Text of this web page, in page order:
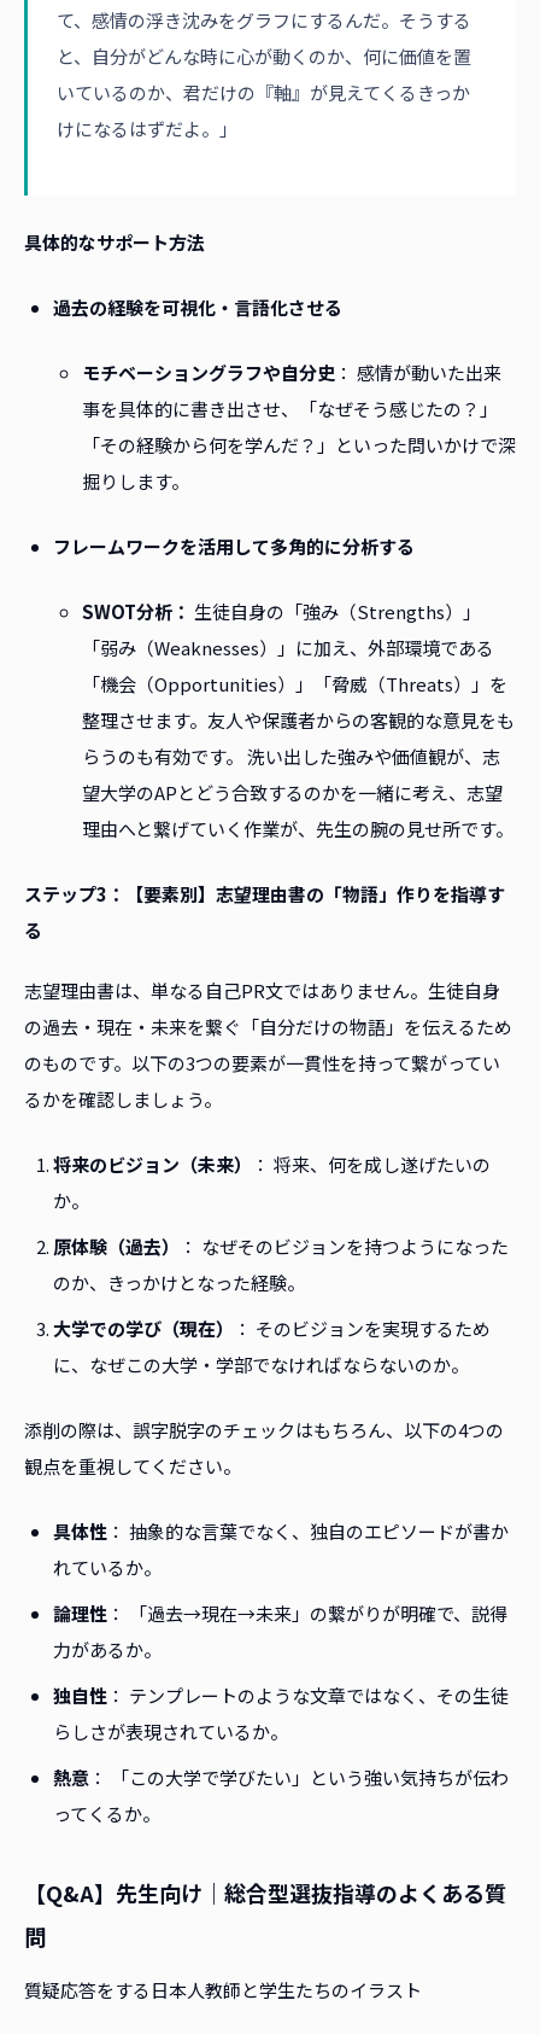
て、感情の浮き沈みをグラフにするんだ。そうする
と、自分がどんな時に心が動くのか、何に価値を置
いているのか、君だけの『軸』が見えてくるきっか
けになるはずだよ。」
具体的なサポート方法
過去の経験を可視化・言語化させる
モチベーショングラフや自分史 ： 感情が動いた出来
事を具体的に書き出させ、「なぜそう感じたの？」
「その経験から何を学んだ？」といった問いかけで深
掘りします。
フレームワークを活用して多角的に分析する
SWOT分析： 生徒自身の「強み（Strengths）」
「弱み（Weaknesses）」に加え、外部環境である
「機会（Opportunities）」「脅威（Threats）」を
整理させます。友人や保護者からの客観的な意見をも
らうのも有効です。 洗い出した強みや価値観が、志
望大学のAPとどう合致するのかを一緒に考え、志望
理由へと繋げていく作業が、先生の腕の見せ所です。
ステップ3：【要素別】志望理由書の「物語」作りを指導す
る
志望理由書は、単なる自己PR文ではありません。生徒自身
の過去・現在・未来を繋ぐ「自分だけの物語」を伝えるため
のものです。以下の3つの要素が一貫性を持って繋がってい
るかを確認しましょう。
将来のビジョン（未来）
： 将来、何を成し遂げたいの
か。
原体験（過去）
： なぜそのビジョンを持つようになった
のか、きっかけとなった経験。
大学での学び（現在）
： そのビジョンを実現するため
に、なぜこの大学・学部でなければならないのか。
添削の際は、誤字脱字のチェックはもちろん、以下の4つの
観点を重視してください。
具体性 ： 抽象的な言葉でなく、独自のエピソードが書か
れているか。
論理性 ： 「過去→現在→未来」の繋がりが明確で、説得
力があるか。
独自性 ： テンプレートのような文章ではなく、その生徒
らしさが表現されているか。
熱意 ： 「この大学で学びたい」という強い気持ちが伝わ
ってくるか。
【Q&A】先生向け｜総合型選抜指導のよくある質
問
質疑応答をする日本人教師と学生たちのイラスト